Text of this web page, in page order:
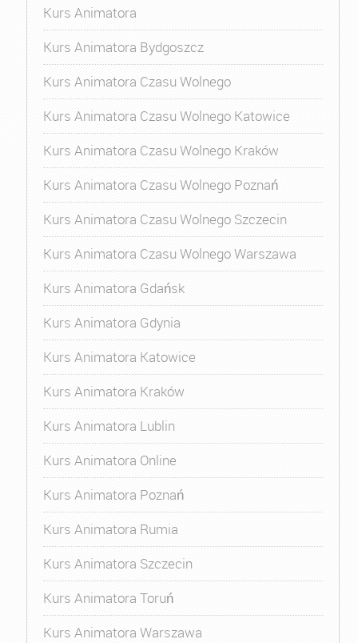
Kurs Animatora
Kurs Animatora Bydgoszcz
Kurs Animatora Czasu Wolnego
Kurs Animatora Czasu Wolnego Katowice
Kurs Animatora Czasu Wolnego Kraków
Kurs Animatora Czasu Wolnego Poznań
Kurs Animatora Czasu Wolnego Szczecin
Kurs Animatora Czasu Wolnego Warszawa
Kurs Animatora Gdańsk
Kurs Animatora Gdynia
Kurs Animatora Katowice
Kurs Animatora Kraków
Kurs Animatora Lublin
Kurs Animatora Online
Kurs Animatora Poznań
Kurs Animatora Rumia
Kurs Animatora Szczecin
Kurs Animatora Toruń
Kurs Animatora Warszawa